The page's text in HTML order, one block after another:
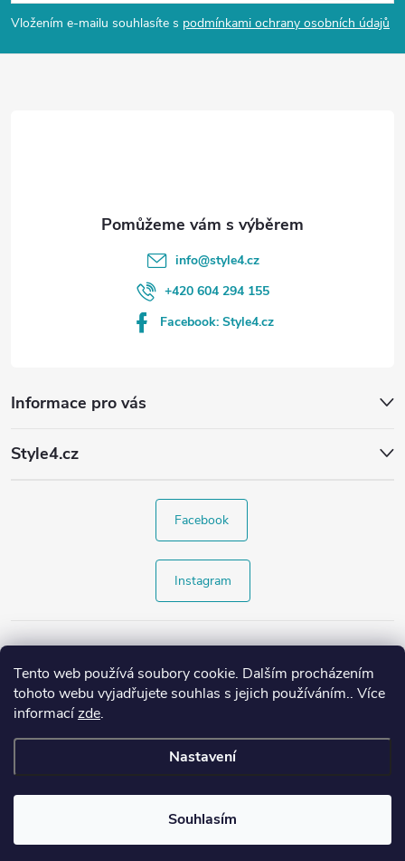
Tento web používá soubory cookie. Dalším procházením
tohoto webu vyjadřujete souhlas s jejich používáním.. Více
informacízde.
Nastavení
Souhlasím
p
a
Vložením e-mailu souhlasíte s podmínkami ochrany osobních údajů
Informace pro vás
Style4.cz
info@style4.cz
+420 604 294 155
Facebook: Style4.cz
Facebook
Instagram
Copyright 2026Style4.cz. Všechna práva vyhrazena.